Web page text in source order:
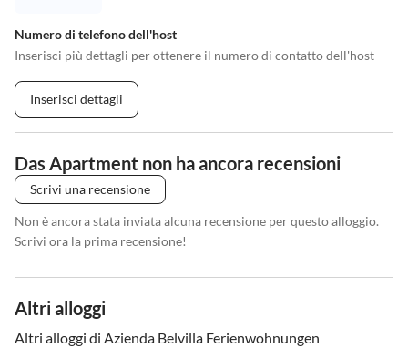
Numero di telefono dell'host
Inserisci più dettagli per ottenere il numero di contatto dell'host
Inserisci dettagli
Das Apartment non ha ancora recensioni
Scrivi una recensione
Non è ancora stata inviata alcuna recensione per questo alloggio.
Scrivi ora la prima recensione!
Altri alloggi
Altri alloggi di Azienda Belvilla Ferienwohnungen